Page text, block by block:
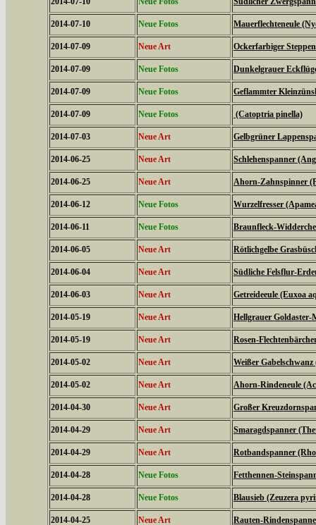
2014-07-10 Neue Fotos Mauerflechteneule
2014-07-09 Neue Art Ockerfarbiger
2014-07-09 Neue Fotos Dunkelgrauer
2014-07-09 Neue Fotos Geflammter
2014-07-09 Neue Fotos (Catoptria pinella)
2014-07-03 Neue Art Gelbgrüner
2014-06-25 Neue Art Schlehenspanner
2014-06-25 Neue Art Ahorn-Zahnspinner
2014-06-12 Neue Fotos Wurzelfresser
2014-06-11 Neue Fotos Braunfleck-
2014-06-05 Neue Art Rötlichgelbe
2014-06-04 Neue Art Südliche Felsflur-
2014-06-03 Neue Art Getreideeule (Euxoa
2014-05-19 Neue Art Hellgrauer
2014-05-19 Neue Art Rosen-
2014-05-02 Neue Art Weißer
2014-05-02 Neue Art Ahorn-Rindeneule
2014-04-30 Neue Art Großer
2014-04-29 Neue Art Smaragdspanner
2014-04-29 Neue Art Rotbandspanner
2014-04-28 Neue Fotos Fetthennen-
2014-04-28 Neue Fotos Blausieb (Zeuzera
2014-04-25 Neue Art Rauten-